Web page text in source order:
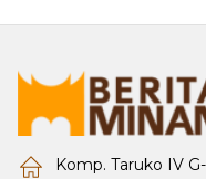
Komp. Taruko IV